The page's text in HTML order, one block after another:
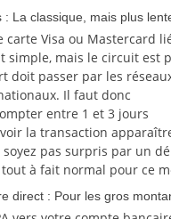
: La classique, mais plus
carte Visa ou Mastercard
simple, mais le circuit est
doit passer par les
Il faut donc
entre 1 et 3 jours
la transaction
pas surpris par un
à fait normal pour ce
direct : Pour les gros